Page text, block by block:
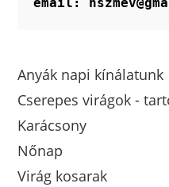
Anyák napi kínálatunk
Cserepes virágok -
Karácsony
Nőnap
Virág kosarak